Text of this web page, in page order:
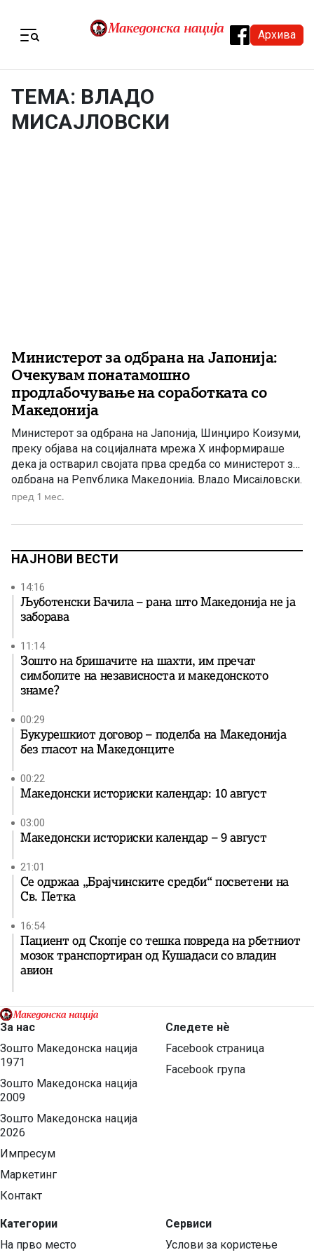
Архива
ТЕМА: ВЛАДО
МИСАЈЛОВСКИ
Министерот за одбрана на Јапонија:
Очекувам понатамошно
продлабочување на соработката со
Македонија
Министерот за одбрана на Јапонија, Шинџиро Коизуми,
преку објава на социјалната мрежа X информираше
дека ја остварил својата прва средба со министерот за
одбрана на Република Македонија, Владо Мисајловски.
Во објавата, Коизуми истакна дека разговорот бил
соработка, потсетувајќи дека минатата година била
работи, што […]
пред 1 мес.
НАЈНОВИ ВЕСТИ
14:16
Љуботенски Бачила – рана што Македонија не ја
заборава
11:14
Зошто на бришачите на шахти, им пречат
симболите на независноста и македонското
знаме?
00:29
Букурешкиот договор – поделба на Македонија
без гласот на Македонците
00:22
Македонски историски календар: 10 август
03:00
Македонски историски календар – 9 август
21:01
Се одржаа „Брајчинските средби“ посветени на
Св. Петка
16:54
Пациент од Скопје со тешка повреда на рбетниот
мозок транспортиран од Кушадаси со владин
авион
За нас
Зошто Македонска нација
1971
Зошто Македонска нација
2009
Зошто Македонска нација
2026
Импресум
Маркетинг
Контакт
Категории
На прво место
Следете нѐ
Facebook страница
Facebook група
Сервиси
Услови за користење